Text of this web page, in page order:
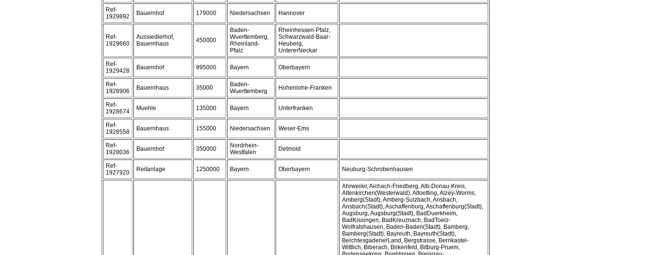
Ref-
1929892
Bauernhof 179000 Niedersachsen Hannover
Ref-
1929660
Aussiedlerhof,
Bauernhaus
450000
Baden-
Wuerttemberg,
Rheinland-
Pfalz
Rheinhessen-Pfalz,
Schwarzwald-Baar-
Heuberg,
UntererNeckar
Ref-
1929428
Bauernhof 995000 Bayern Oberbayern
Ref-
1928906
Bauernhaus 35000
Baden-
Wuerttemberg
Hohenlohe-Franken
Ref-
1928674
Muehle 135000 Bayern Unterfranken
Ref-
1928558
Bauernhaus 155000 Niedersachsen Weser-Ems
Ref-
1928036
Bauernhof 350000
Nordrhein-
Westfalen
Detmold
Ref-
1927920
Reitanlage 1250000 Bayern Oberbayern Neuburg-Schrobenhausen
Ahrweiler, Aichach-Friedberg, Alb-Donau-Kreis,
Altenkirchen(Westerwald), Altoetting, Alzey-Worms,
Amberg(Stadt), Amberg-Sulzbach, Ansbach,
Ansbach(Stadt), Aschaffenburg, Aschaffenburg(Stadt),
Augsburg, Augsburg(Stadt), BadDuerkheim,
BadKissingen, BadKreuznach, BadToelz-
Wolfratshausen, Baden-Baden(Stadt), Bamberg,
Bamberg(Stadt), Bayreuth, Bayreuth(Stadt),
BerchtesgadenerLand, Bergstrasse, Bernkastel-
Wittlich, Biberach, Birkenfeld, Bitburg-Pruem,